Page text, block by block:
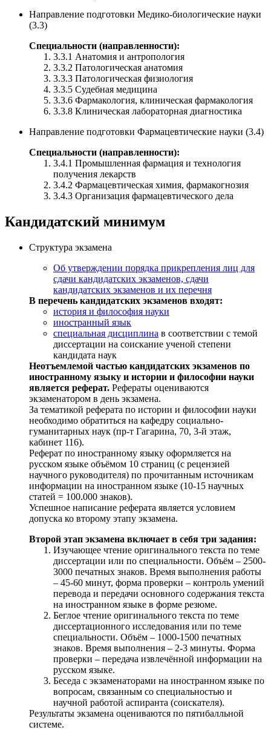
Направление подготовки Медико-биологические науки
(3.3)
Специальности (направленности):
3.3.1 Анатомия и антропология
3.3.2 Патологическая анатомия
3.3.3 Патологическая физиология
3.3.5 Судебная медицина
3.3.6 Фармакология, клиническая фармакология
3.3.8 Клиническая лабораторная диагностика
Направление подготовки Фармацевтические науки (3.4)
Специальности (направленности):
3.4.1 Промышленная фармация и технология
получения лекарств
3.4.2 Фармацевтическая химия, фармакогнозия
3.4.3 Организация фармацевтического дела
Кандидатский минимум
Структура экзамена
Об утверждении порядка прикрепления лиц для
сдачи кандидатских экзаменов, сдачи
кандидатских экзаменов и их перечня
В перечень кандидатских экзаменов входят:
история и философия науки
иностранный язык
специальная дисциплина в соответствии с темой
диссертации на соискание ученой степени
кандидата наук
Неотъемлемой частью кандидатских экзаменов по
иностранному языку и истории и философии науки
является реферат. Рефераты оцениваются
экзаменатором в день экзамена.
За тематикой реферата по истории и философии науки
необходимо обратиться на кафедру социально-
гуманитарных наук (пр-т Гагарина, 70, 3-й этаж,
кабинет 116).
Реферат по иностранному языку оформляется на
русском языке объёмом 10 страниц (с рецензией
научного руководителя) по прочитанным источникам
информации на иностранном языке (10-15 научных
статей = 100.000 знаков).
Успешное написание реферата является условием
допуска ко второму этапу экзамена.
Второй этап экзамена включает в себя три задания:
Изучающее чтение оригинального текста по теме
диссертации или по специальности. Объём – 2500-
3000 печатных знаков. Время выполнения работы
– 45-60 минут, форма проверки – контроль умений
перевода и передачи основного содержания текста
на иностранном языке в форме резюме.
Беглое чтение оригинального текста по теме
диссертационного исследования или по теме
специальности. Объём – 1000-1500 печатных
знаков. Время выполнения – 2-3 минуты. Форма
проверки – передача извлечённой информации на
русском языке.
Беседа с экзаменаторами на иностранном языке по
вопросам, связанным со специальностью и
научной работой аспиранта (соискателя).
Результаты экзамена оцениваются по пятибалльной
системе.